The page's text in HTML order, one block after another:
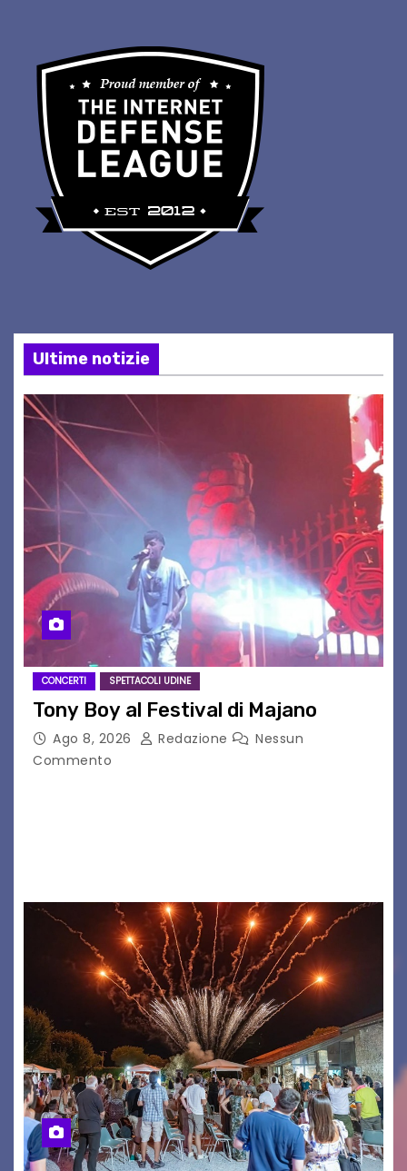
Ultime notizie
CONCERTI SPETTACOLI UDINE
Tony Boy al Festival di Majano
Ago 8, 2026 Redazione
Nessun
Commento